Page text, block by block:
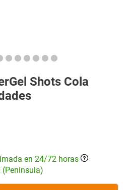
Shots Cola
en 24/72 horas
(Península)